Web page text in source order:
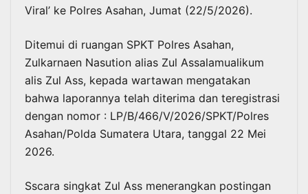
Viral’ ke Polres Asahan, Jumat (22/5/2026).
Ditemui di ruangan SPKT Polres Asahan,
Zulkarnaen Nasution alias Zul Assalamualikum
alis Zul Ass, kepada wartawan mengatakan
bahwa laporannya telah diterima dan teregistrasi
dengan nomor : LP/B/466/V/2026/SPKT/Polres
Asahan/Polda Sumatera Utara, tanggal 22 Mei
2026.
Sscara singkat Zul Ass menerangkan postingan